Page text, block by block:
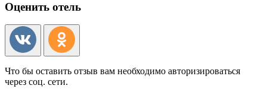
Оценить отель
Что бы оставить отзыв вам необходимо авторизироваться
через соц. сети.